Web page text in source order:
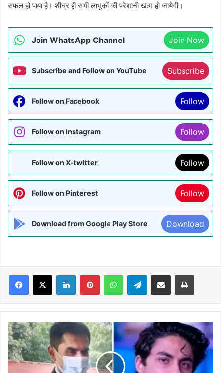
सफल हो पाया है। शीघ्र ही सभी लाभुकों की परेशानी खत्म हो जायेगी।
Join WhatsApp Channel Join Now
Subscribe and Follow on YouTube Subscribe
Follow on Facebook Follow
Follow on Instagram Follow
Follow on X-twitter Follow
Follow on Pinterest Follow
Download from Google Play Store Download
Facebook
X LinkedInPinterestWhatsAppTelegramShare via Email Print
आर्यन
खान
मामले
की
जांच